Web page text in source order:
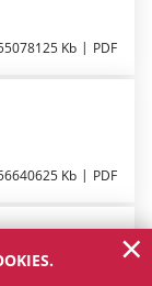
Kb PDF
Kb PDF
×